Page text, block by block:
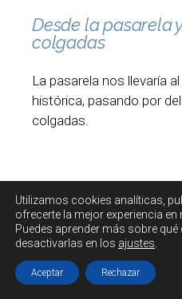
Desde la pasarela
colgadas
La pasarela nos llevaría
histórica, pasando por
colgadas.
Utilizamos cookies analíticas,
ofrecerte la mejor experiencia en
Puedes aprender más sobre
desactivarlas en los ajustes
Aceptar Rechazar